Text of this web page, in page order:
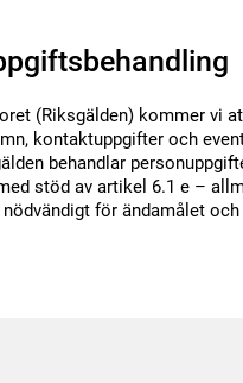
(Riksgälden) kommer vi
kontaktuppgifter och
behandlar
stöd av artikel 6.1 e –
för ändamålet